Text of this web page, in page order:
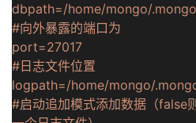
dbpath=/home/mongo/
#向外暴露的端口为
port=27017
#日志文件位置
logpath=/home/mongo/
#启动追加模式添加数据（false